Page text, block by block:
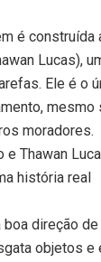
é construída
Lucas),
Ele é o
moradores.
e Thawan
história real
boa direção
objetos e